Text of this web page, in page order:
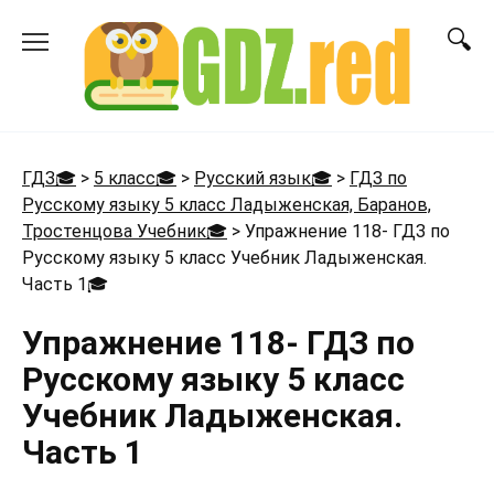
ГДЗ🎓 > 5 класс🎓 > Русский язык🎓 > ГДЗ по
Русскому языку 5 класс Ладыженская, Баранов,
Тростенцова Учебник🎓 > Упражнение 118- ГДЗ по
Русскому языку 5 класс Учебник Ладыженская.
Часть 1🎓
Упражнение 118- ГДЗ по
Русскому языку 5 класс
Учебник Ладыженская.
Часть 1